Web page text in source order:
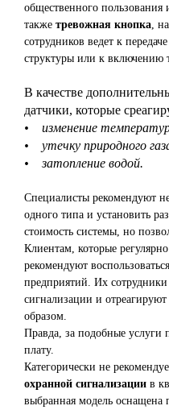
общественного пользования
также тревожная кнопка ,
сотрудников ведет к
структуры или к включению
В качестве
датчики, которые
• изменение
• утечку природного
• затопление водой.
Специалисты рекомендуют
одного типа и установить
стоимость системы, но
Клиентам, которые
рекомендуют
предприятий. Их
сигнализации и
образом.
Правда, за подобные услуги
плату.
Категорически не
охранной сигнализации в
выбранная модель оснащена